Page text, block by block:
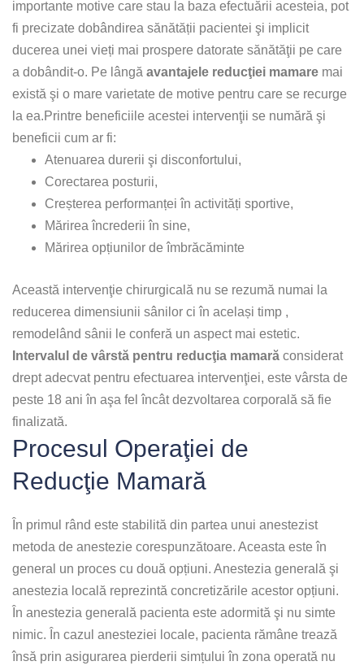
importante motive care stau la baza efectuării acesteia, pot
fi precizate dobândirea sănătății pacientei şi implicit
ducerea unei vieți mai prospere datorate sănătăţii pe care
a dobândit-o. Pe lângă avantajele reducţiei mamare mai
există şi o mare varietate de motive pentru care se recurge
la ea.Printre beneficiile acestei intervenţii se numără şi
beneficii cum ar fi:
Atenuarea durerii şi disconfortului,
Corectarea posturii,
Creșterea performanței în activități sportive,
Mărirea încrederii în sine,
Mărirea opțiunilor de îmbrăcăminte
Această intervenţie chirurgicală nu se rezumă numai la
reducerea dimensiunii sânilor ci în același timp ,
remodelând sânii le conferă un aspect mai estetic.
Intervalul de vârstă pentru reducţia mamară considerat
drept adecvat pentru efectuarea intervenţiei, este vârsta de
peste 18 ani în aşa fel încât dezvoltarea corporală să fie
finalizată.
Procesul Operaţiei de
Reducţie Mamară
În primul rând este stabilită din partea unui anestezist
metoda de anestezie corespunzătoare. Aceasta este în
general un proces cu două opțiuni. Anestezia generală şi
anestezia locală reprezintă concretizările acestor opțiuni.
În anestezia generală pacienta este adormită şi nu simte
nimic. În cazul anesteziei locale, pacienta rămâne trează
însă prin asigurarea pierderii simțului în zona operată nu